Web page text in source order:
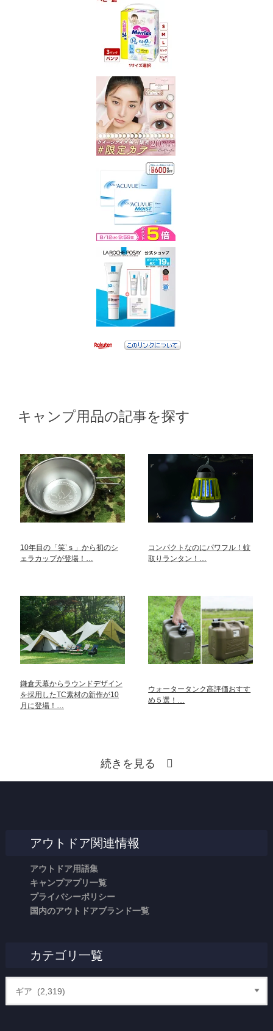
キャンプ用品の記事を探す
10年目の「笑’ｓ」から初のシ
ェラカップが登場！…
コンパクトなのにパワフル！蚊
取りランタン！…
鎌倉天幕からラウンドデザイン
を採用したTC素材の新作が10
月に登場！…
ウォータータンク高評価おすす
め５選！…
続きを見る
アウトドア関連情報
アウトドア用語集
キャンプアプリ一覧
プライバシーポリシー
国内のアウトドアブランド一覧
カテゴリ一覧